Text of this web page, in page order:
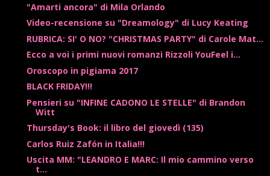
"Amarti ancora" di Mila Orlando
Video-recensione su "Dreamology" di Lucy Keating
RUBRICA: SI' O NO? "CHRISTMAS PARTY" di Carole Mat...
Ecco a voi i primi nuovi romanzi Rizzoli YouFeel i...
Oroscopo in pigiama 2017
BLACK FRIDAY!!!
Pensieri su "INFINE CADONO LE STELLE" di Brandon
Witt
Thursday's Book: il libro del giovedì (135)
Carlos Ruiz Zafón in Italia!!!
Uscita MM: "LEANDRO E MARC: Il mio cammino verso
t...